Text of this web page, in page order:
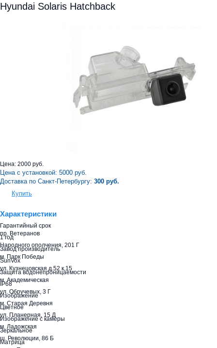
Hyundai Solaris Hatchback
Цена: 2000 руб.
Цена с установкой: 5000 руб.
Доставка по Санкт-Петербургу: 300 руб.
Купить
Характеристики
Гарантийный срок
1 год
Завод производитель
SunVox
Защита водонепроницаемости
IP68
Изображение
Цветное
Изображение с камеры
Зеркальное
Матрица
пр. Ветеранов
Народного ополчения, 201 Г
м. Парк Победы
ул. Кузнецовская д.52 к.15
м. Академическая
ул. Обручевых, 3 Г
м. Старая Деревня
ул. Планерная, 15 Д
м. Ладожская
ш. Революции, 86 Б